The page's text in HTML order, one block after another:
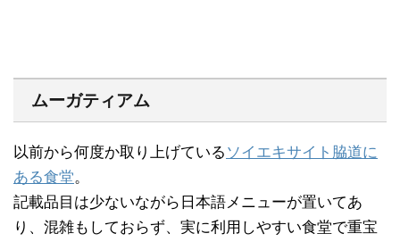
ムーガティアム
以前から何度か取り上げている ソイエキサイト脇道に
ある食堂。
記載品目は少ないながら日本語メニューが置いてあ
り、混雑もしておらず、実に利用しやすい食堂で重宝